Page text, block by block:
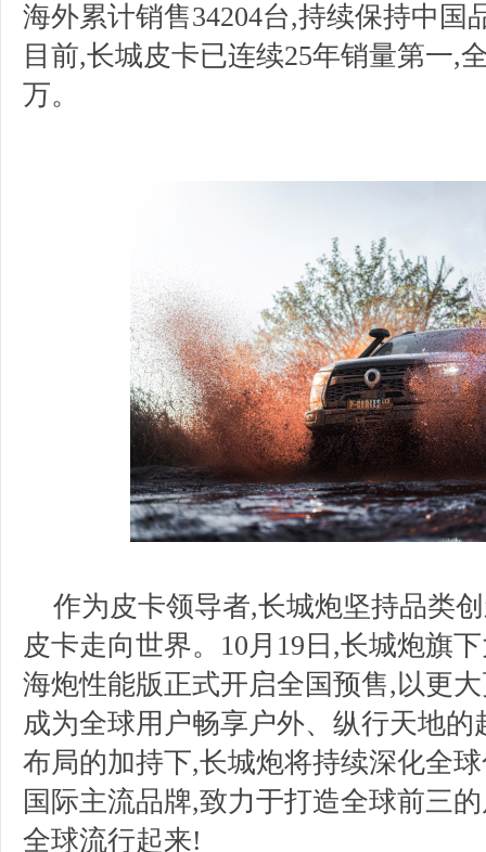
海外累计销售34204台,持续保持中国
目前,长城皮卡已连续25年销量第一,
万。
作为皮卡领导者,长城炮坚持品类
皮卡走向世界。10月19日,长城炮旗
海炮性能版正式开启全国预售,以更
成为全球用户畅享户外、纵行天地
布局的加持下,长城炮将持续深化全
国际主流品牌,致力于打造全球前三
全球流行起来!